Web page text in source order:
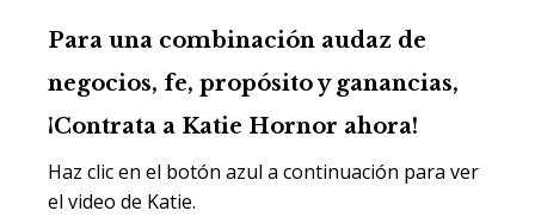
Para una combinación audaz de
negocios, fe, propósito y ganancias,
¡Contrata a Katie Hornor ahora!
Haz clic en el botón azul a continuación para ver
el video de Katie.